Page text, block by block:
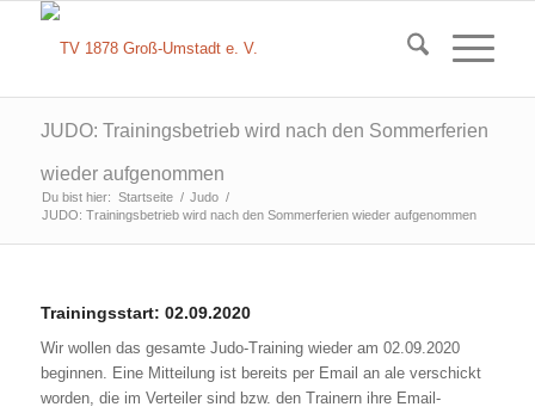
JUDO: Trainingsbetrieb wird nach den Sommerferien
wieder aufgenommen
Du bist hier: Startseite / Judo /
JUDO: Trainingsbetrieb wird nach den Sommerferien wieder aufgenommen
Trainingsstart: 02.09.2020
Wir wollen das gesamte Judo-Training wieder am 02.09.2020
beginnen. Eine Mitteilung ist bereits per Email an ale verschickt
worden, die im Verteiler sind bzw. den Trainern ihre Email-